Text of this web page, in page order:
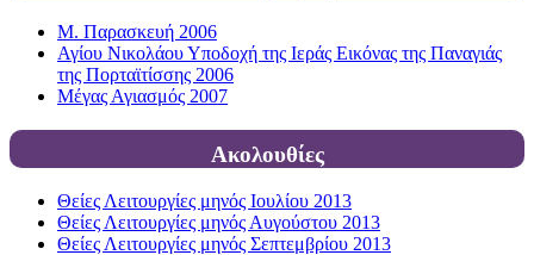
Μ. Παρασκευή 2006
Αγίου Νικολάου Υποδοχή της Ιεράς Εικόνας της Παναγιάς
της Πορταϊτίσσης 2006
Μέγας Αγιασμός 2007
Ακολουθίες
Θείες Λειτουργίες μηνός Ιουλίου 2013
Θείες Λειτουργίες μηνός Αυγούστου 2013
Θείες Λειτουργίες μηνός Σεπτεμβρίου 2013